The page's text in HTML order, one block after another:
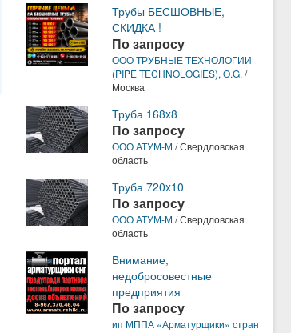
Трубы БЕСШОВНЫЕ,
СКИДКА !
По запросу
ООО ТРУБНЫЕ ТЕХНОЛОГИИ
(PIPE TECHNOLOGIES), O.G. /
Москва
Труба 168x8
По запросу
ООО АТУМ-М / Свердловская
область
Труба 720x10
По запросу
ООО АТУМ-М / Свердловская
область
Внимание,
недобросовестные
предприятия
По запросу
ип МППА «Арматурщики» стран